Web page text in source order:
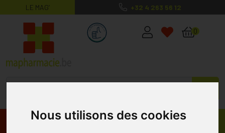
Nous utilisons des cookies
LE MAG’ +32 4 263 56 12
MaPharmacie.be ma santé, mes
0
Promos Produits